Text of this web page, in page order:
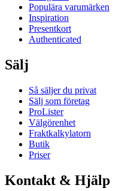
Populära varumärken
Inspiration
Presentkort
Authenticated
Sälj
Så säljer du privat
Sälj som företag
ProLister
Välgörenhet
Fraktkalkylatorn
Butik
Priser
Kontakt & Hjälp